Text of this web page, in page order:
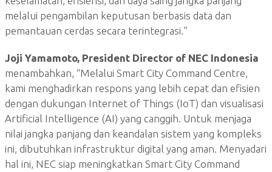
melalui pengambilan keputusan berbasis data dan
pemantauan cerdas secara terintegrasi.”
Joji Yamamoto, President Director of NEC Indonesia
menambahkan, “Melalui Smart City Command Centre,
kami menghadirkan respons yang lebih cepat dan efisien
dengan dukungan Internet of Things (IoT) dan visualisasi
Artificial Intelligence (AI) yang canggih. Untuk menjaga
nilai jangka panjang dan keandalan sistem yang kompleks
ini, dibutuhkan infrastruktur digital yang aman. Menyadari
hal ini, NEC siap meningkatkan Smart City Command